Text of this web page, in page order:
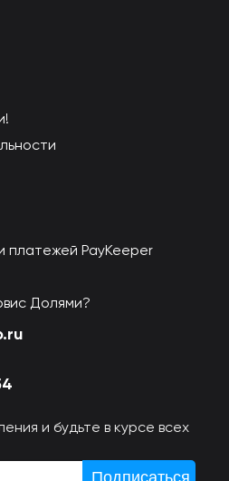
платежей PayKeeper
Долями?
и будьте в курсе всех